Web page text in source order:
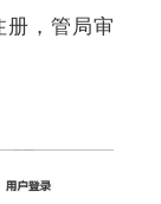
册，管局审